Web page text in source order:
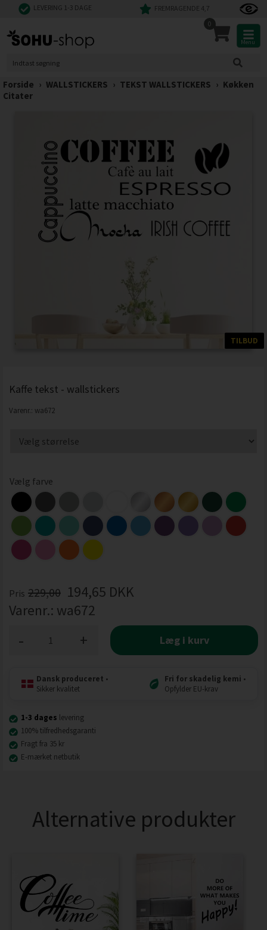
LEVERING 1-3 DAGE FREMRAGENDE 4,7
0
Menu
Forside › WALLSTICKERS › TEKST WALLSTICKERS › Køkken
Citater
TILBUD
Kaffe tekst - wallstickers
Varenr.: wa672
Vælg farve
Pris 229,00 194,65 DKK
Varenr.: wa672
+
- Læg i kurv
Dansk produceret •
Sikker kvalitet
Fri for skadelig kemi •
Opfylder EU-krav
1-3 dages levering
100% tilfredhedsgaranti
Fragt fra 35 kr
E-mærket netbutik
Alternative produkter